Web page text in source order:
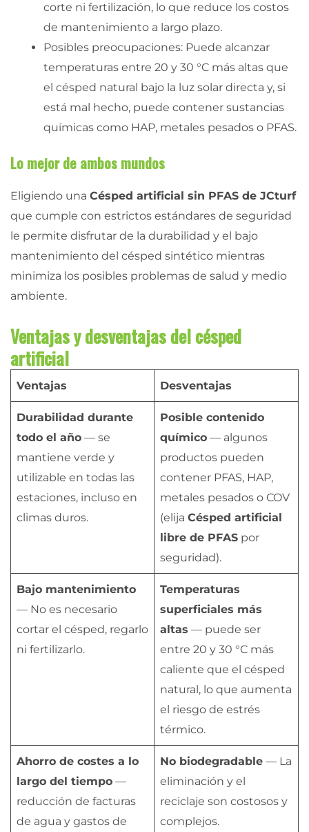
corte ni fertilización, lo que reduce los costos
de mantenimiento a largo plazo.
Posibles preocupaciones: Puede alcanzar
temperaturas entre 20 y 30 °C más altas que
el césped natural bajo la luz solar directa y, si
está mal hecho, puede contener sustancias
químicas como HAP, metales pesados o PFAS.
Lo mejor de ambos mundos
Eligiendo una Césped artificial sin PFAS de JCturf
que cumple con estrictos estándares de seguridad
le permite disfrutar de la durabilidad y el bajo
mantenimiento del césped sintético mientras
minimiza los posibles problemas de salud y medio
ambiente.
Ventajas y desventajas del césped
artificial
Ventajas Desventajas
Durabilidad durante
todo el año — se
mantiene verde y
utilizable en todas las
estaciones, incluso en
climas duros.
Posible contenido
químico — algunos
productos pueden
contener PFAS, HAP,
metales pesados o COV
(elija Césped artificial
libre de PFAS por
seguridad).
Bajo mantenimiento
— No es necesario
cortar el césped, regarlo
ni fertilizarlo.
Temperaturas
superficiales más
altas — puede ser
entre 20 y 30 °C más
caliente que el césped
natural, lo que aumenta
el riesgo de estrés
térmico.
Ahorro de costes a lo
largo del tiempo —
reducción de facturas
de agua y gastos de
No biodegradable — La
eliminación y el
reciclaje son costosos y
complejos.